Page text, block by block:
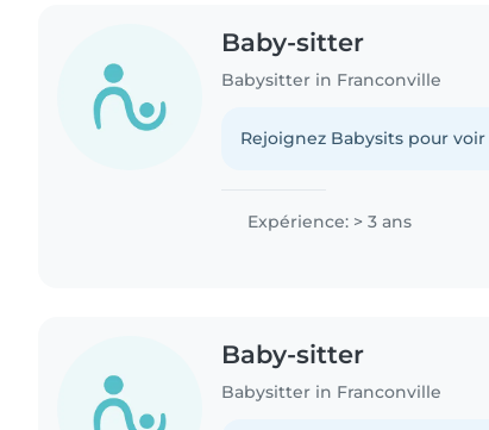
Baby-sitter
Babysitter in Franconville
Rejoignez Babysits pour
Expérience: > 3 ans
Baby-sitter
Babysitter in Franconville